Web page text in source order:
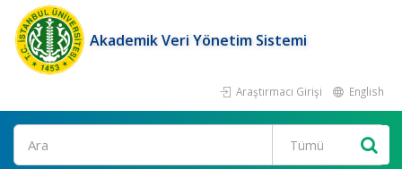
Akademik Veri Yönetim Sistemi
Araştırmacı Girişi English
Ara